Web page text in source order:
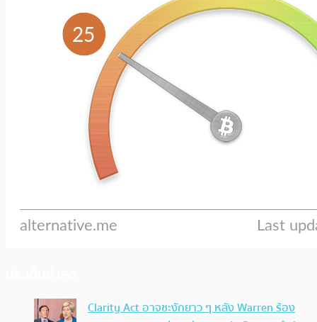
Clarity Act อาจชะงักยาว ๆ หลัง Warren ร้อง